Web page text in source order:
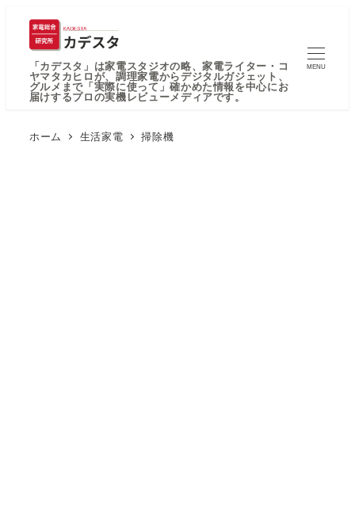
「カデスタ」は家電スタジオの略、家電ライター・コ
ヤマタカヒロが、調理家電からデジタルガジェット、
グルメまで「実際に使って」確かめた情報を中心にお
届けするプロの実機レビューメディアです。
MENU
ホーム 生活家電 掃除機